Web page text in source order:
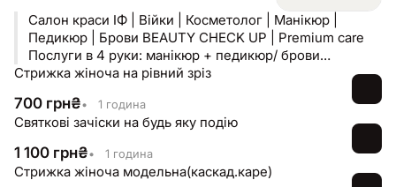
Салон краси ІФ | Війки | Косметолог | Манікюр |
Педикюр | Брови BEAUTY CHECK UP | Premium care
Послуги в 4 руки: манікюр + педикюр/ брови
Педикюр + ламінування вій ІФ/ЖК Липки, вул. Мазепи,
Стрижка жіноча на рівний зріз
700 грн₴• 1 година
Святкові зачіски на будь яку подію
1 100 грн₴• 1 година
Стрижка жіноча модельна(каскад.каре)